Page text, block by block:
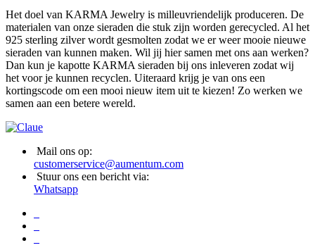
Het doel van KARMA Jewelry is milleuvriendelijk produceren. De
materialen van onze sieraden die stuk zijn worden gerecycled. Al het
925 sterling zilver wordt gesmolten zodat we er weer mooie nieuwe
sieraden van kunnen maken. Wil jij hier samen met ons aan werken?
Dan kun je kapotte KARMA sieraden bij ons inleveren zodat wij
het voor je kunnen recyclen. Uiteraard krijg je van ons een
kortingscode om een mooi nieuw item uit te kiezen! Zo werken we
samen aan een betere wereld.
Mail ons op:
customerservice@aumentum.com
Stuur ons een bericht via:
Whatsapp